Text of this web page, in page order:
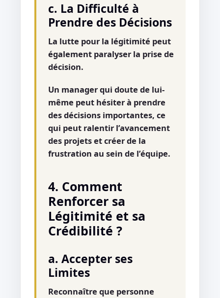
c. La Difficulté à
Prendre des Décisions
La lutte pour la légitimité peut
également paralyser la prise de
décision.
Un manager qui doute de lui-
même peut hésiter à prendre
des décisions importantes, ce
qui peut ralentir l’avancement
des projets et créer de la
frustration au sein de l’équipe.
4. Comment
Renforcer sa
Légitimité et sa
Crédibilité ?
a. Accepter ses
Limites
Reconnaître que personne